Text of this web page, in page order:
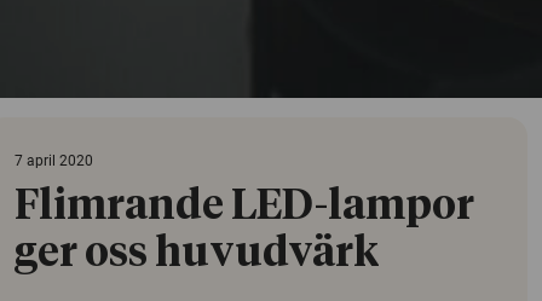
7 april 2020
Flimrande LED-lampor
ger oss huvudvärk